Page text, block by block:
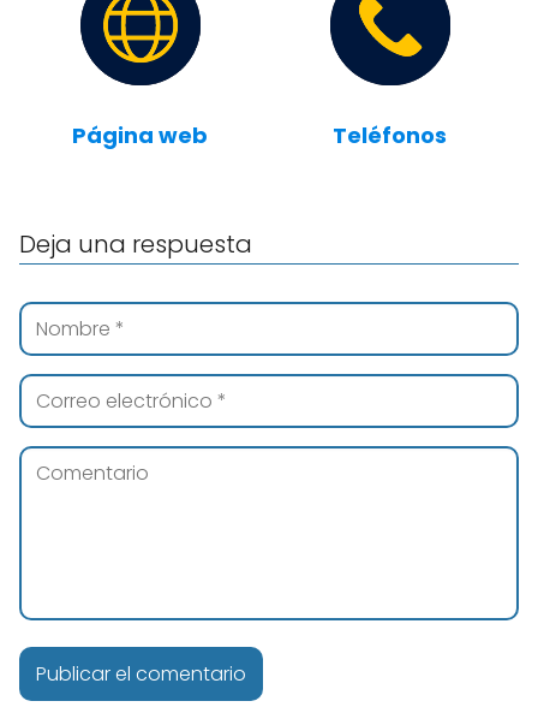
Página web Teléfonos
Deja una respuesta